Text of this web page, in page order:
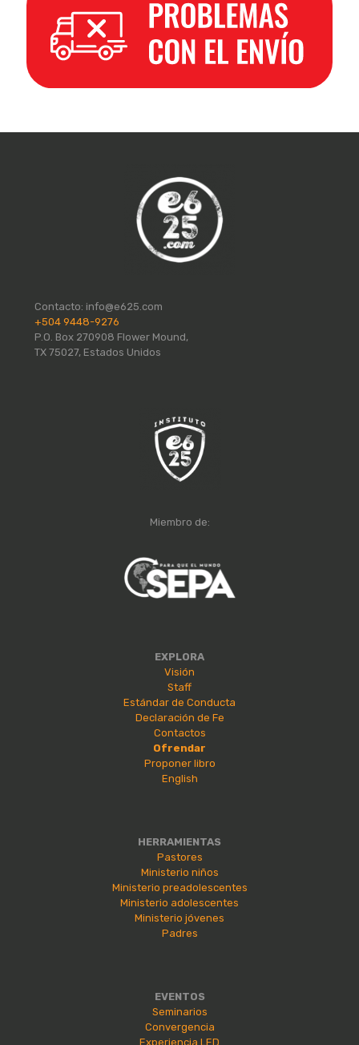
Contacto: info@e625.com
+504 9448-9276
P.O. Box 270908 Flower Mound,
TX 75027, Estados Unidos
Miembro de:
EXPLORA
Visión
Staff
Estándar de Conducta
Declaración de Fe
Contactos
Ofrendar
Proponer libro
English
HERRAMIENTAS
Pastores
Ministerio niños
Ministerio preadolescentes
Ministerio adolescentes
Ministerio jóvenes
Padres
EVENTOS
Seminarios
Convergencia
Experiencia LED